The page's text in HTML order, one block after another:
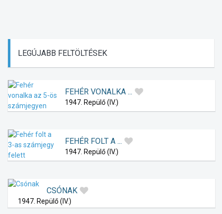
LEGÚJABB FELTÖLTÉSEK
FEHÉR VONALKA ...
1947. Repülő (IV.)
FEHÉR FOLT A ...
1947. Repülő (IV.)
CSÓNAK
1947. Repülő (IV.)